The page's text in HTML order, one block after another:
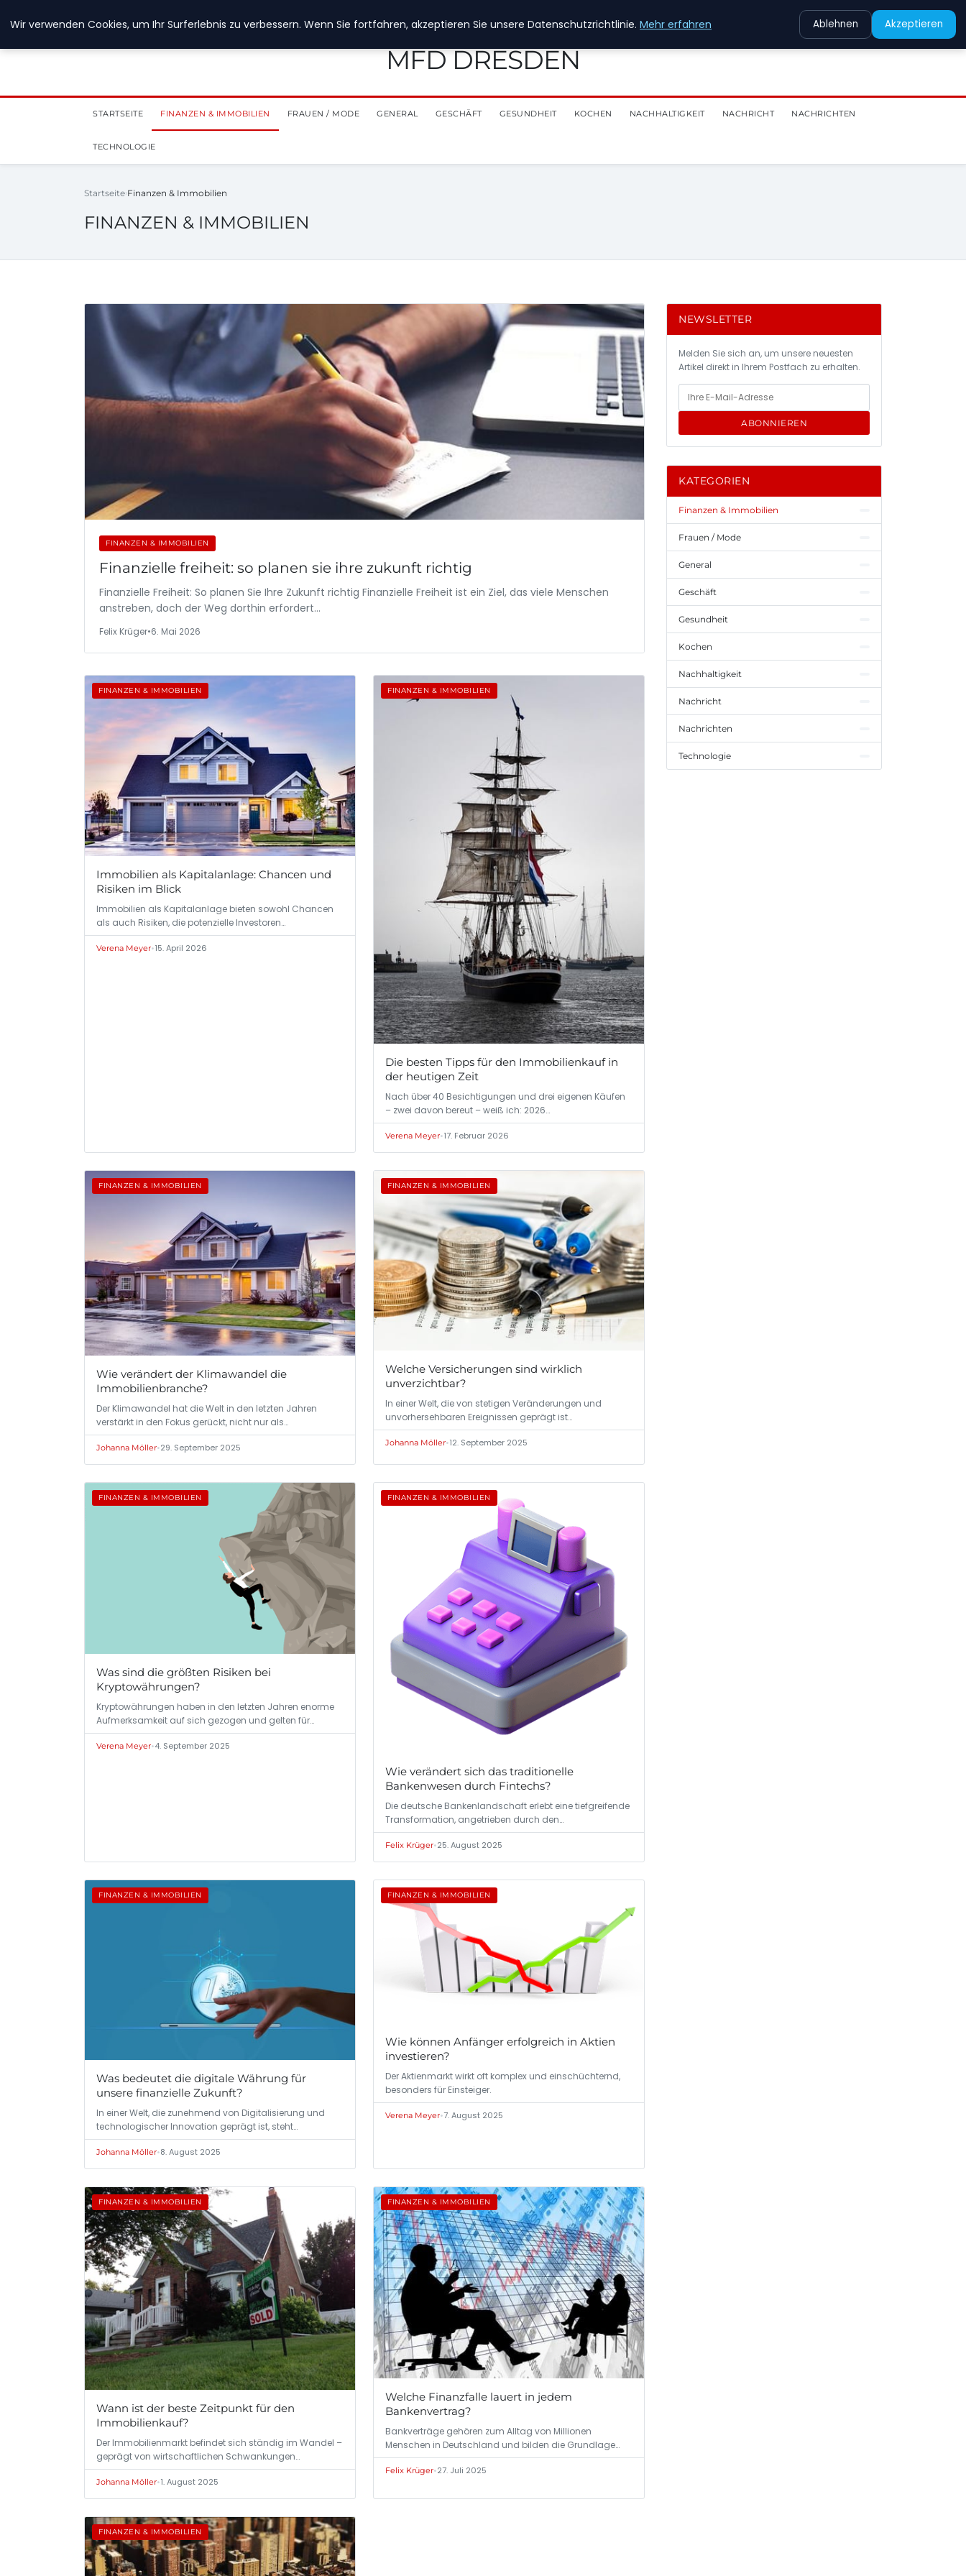
MFD DRESDEN
STARTSEITE FINANZEN & IMMOBILIEN FRAUEN / MODE GENERAL GESCHÄFT GESUNDHEIT KOCHEN NACHHALTIGKEIT NACHRICHT NACHRICHTEN
TECHNOLOGIE
Startseite Finanzen & Immobilien
FINANZEN & IMMOBILIEN
FINANZEN & IMMOBILIEN
Finanzielle freiheit: so planen sie ihre zukunft richtig
Finanzielle Freiheit: So planen Sie Ihre Zukunft richtig Finanzielle Freiheit ist ein Ziel, das viele Menschen
anstreben, doch der Weg dorthin erfordert…
Felix Krüger•6. Mai 2026
FINANZEN & IMMOBILIEN
Immobilien als Kapitalanlage: Chancen und
Risiken im Blick
Immobilien als Kapitalanlage bieten sowohl Chancen
als auch Risiken, die potenzielle Investoren…
Verena Meyer•15. April 2026
FINANZEN & IMMOBILIEN
Die besten Tipps für den Immobilienkauf in
der heutigen Zeit
Nach über 40 Besichtigungen und drei eigenen Käufen
– zwei davon bereut – weiß ich: 2026…
Verena Meyer•17. Februar 2026
FINANZEN & IMMOBILIEN
Wie verändert der Klimawandel die
Immobilienbranche?
Der Klimawandel hat die Welt in den letzten Jahren
verstärkt in den Fokus gerückt, nicht nur als…
Johanna Möller•29. September 2025
FINANZEN & IMMOBILIEN
Welche Versicherungen sind wirklich
unverzichtbar?
In einer Welt, die von stetigen Veränderungen und
unvorhersehbaren Ereignissen geprägt ist…
Johanna Möller•12. September 2025
FINANZEN & IMMOBILIEN
Was sind die größten Risiken bei
Kryptowährungen?
Kryptowährungen haben in den letzten Jahren enorme
Aufmerksamkeit auf sich gezogen und gelten für…
Verena Meyer•4. September 2025
FINANZEN & IMMOBILIEN
Wie verändert sich das traditionelle
Bankenwesen durch Fintechs?
Die deutsche Bankenlandschaft erlebt eine tiefgreifende
Transformation, angetrieben durch den…
Felix Krüger•25. August 2025
FINANZEN & IMMOBILIEN
Was bedeutet die digitale Währung für
unsere finanzielle Zukunft?
In einer Welt, die zunehmend von Digitalisierung und
technologischer Innovation geprägt ist, steht…
Johanna Möller•8. August 2025
FINANZEN & IMMOBILIEN
Wie können Anfänger erfolgreich in Aktien
investieren?
Der Aktienmarkt wirkt oft komplex und einschüchternd,
besonders für Einsteiger.
Verena Meyer•7. August 2025
FINANZEN & IMMOBILIEN
Wann ist der beste Zeitpunkt für den
Immobilienkauf?
Der Immobilienmarkt befindet sich ständig im Wandel –
geprägt von wirtschaftlichen Schwankungen…
Johanna Möller•1. August 2025
FINANZEN & IMMOBILIEN
Welche Finanzfalle lauert in jedem
Bankenvertrag?
Bankverträge gehören zum Alltag von Millionen
Menschen in Deutschland und bilden die Grundlage
für…
Felix Krüger•27. Juli 2025
FINANZEN & IMMOBILIEN
NEWSLETTER
Melden Sie sich an, um unsere neuesten
Artikel direkt in Ihrem Postfach zu erhalten.
ABONNIEREN
KATEGORIEN
Finanzen & Immobilien
Frauen / Mode
General
Geschäft
Gesundheit
Kochen
Nachhaltigkeit
Nachricht
Nachrichten
Technologie
Wir verwenden Cookies, um Ihr Surferlebnis zu verbessern. Wenn Sie fortfahren, akzeptieren Sie unsere Datenschutzrichtlinie. Mehr erfahren Ablehnen Akzeptieren